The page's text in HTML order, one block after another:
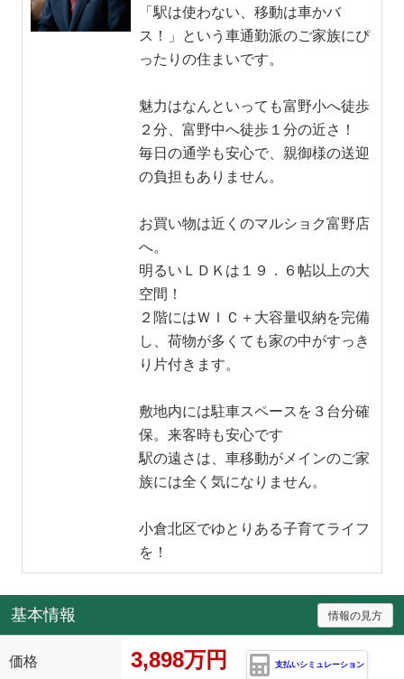
「駅は使わない、移動は車かバ
ス！」という車通勤派のご家族にぴ
ったりの住まいです。
魅力はなんといっても富野小へ徒歩
２分、富野中へ徒歩１分の近さ！
毎日の通学も安心で、親御様の送迎
の負担もありません。
お買い物は近くのマルショク富野店
へ。
明るいＬＤＫは１９．６帖以上の大
空間！
２階にはＷＩＣ＋大容量収納を完備
し、荷物が多くても家の中がすっき
り片付きます。
敷地内には駐車スペースを３台分確
保。来客時も安心です
駅の遠さは、車移動がメインのご家
族には全く気になりません。
小倉北区でゆとりある子育てライフ
を！
基本情報 情報の見方
価格 3,898万円 支払いシミュレーション